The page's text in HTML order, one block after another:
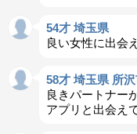
54才 埼玉県
良い女性に出会
58才 埼玉県 所
良きパートナー
アプリと出会え